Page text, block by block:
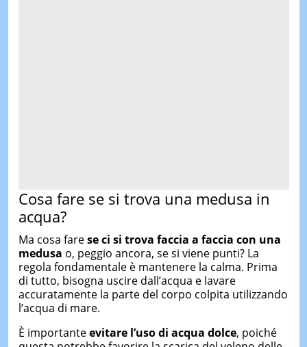
Cosa fare se si trova una medusa in
acqua?
Ma cosa farese ci si trova faccia a faccia con una
medusa o, peggio ancora, se si viene punti? La
regola fondamentale è mantenere la calma. Prima
di tutto, bisogna uscire dall’acqua e lavare
accuratamente la parte del corpo colpita utilizzando
l’acqua di mare.
È importanteevitare l’uso di acqua dolce, poiché